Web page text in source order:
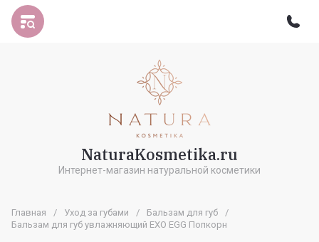
NaturaKosmetika.ru
Интернет-магазин натуральной косметики
Главная / Уход за губами / Бальзам для губ
/
Бальзам для губ увлажняющий EXO EGG Попкорн